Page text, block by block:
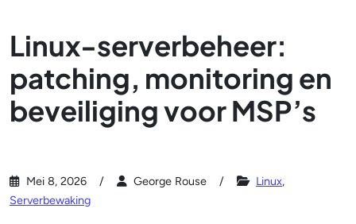
Linux-serverbeheer:
patching, monitoring en
beveiliging voor MSP’s
Mei 8, 2026 George Rouse Linux,
Serverbewaking